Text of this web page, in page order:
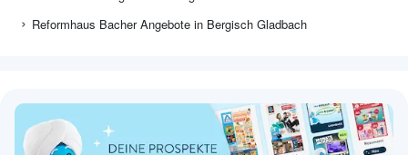
Reformhaus Bacher Angebote in Bergisch Gladbach